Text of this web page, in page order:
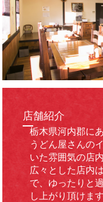
店舗紹介
栃木県河内郡に
うどん屋さんの
いた雰囲気の店内
広々とした店内
で、 ゆったりと
し上がり頂けます